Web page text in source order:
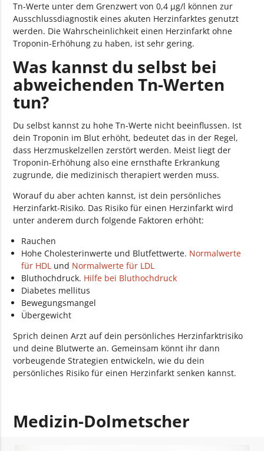
Tn-Werte unter dem Grenzwert von 0,4 µg/l können zur
Ausschlussdiagnostik eines akuten Herzinfarktes genutzt
werden. Die Wahrscheinlichkeit einen Herzinfarkt ohne
Troponin-Erhöhung zu haben, ist sehr gering.
Was kannst du selbst bei
abweichenden Tn-Werten
tun?
Du selbst kannst zu hohe Tn-Werte nicht beeinflussen. Ist
dein Troponin im Blut erhöht, bedeutet das in der Regel,
dass Herzmuskelzellen zerstört werden. Meist liegt der
Troponin-Erhöhung also eine ernsthafte Erkrankung
zugrunde, die medizinisch therapiert werden muss.
Worauf du aber achten kannst, ist dein persönliches
Herzinfarkt-Risiko. Das Risiko für einen Herzinfarkt wird
unter anderem durch folgende Faktoren erhöht:
Rauchen
Hohe Cholesterinwerte und Blutfettwerte. Normalwerte
für HDL und Normalwerte für LDL
Bluthochdruck. Hilfe bei Bluthochdruck
Diabetes mellitus
Bewegungsmangel
Übergewicht
Sprich deinen Arzt auf dein persönliches Herzinfarktrisiko
und deine Blutwerte an. Gemeinsam könnt ihr dann
vorbeugende Strategien entwickeln, wie du dein
persönliches Risiko für einen Herzinfarkt senken kannst.
Medizin-Dolmetscher